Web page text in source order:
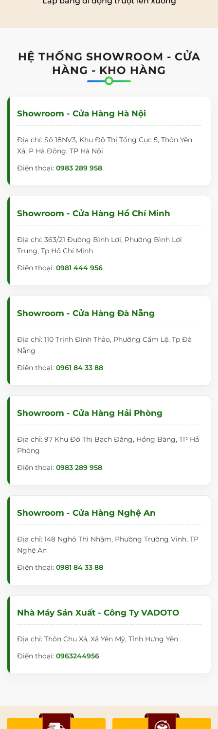
HỆ THỐNG SHOWROOM - CỬA
HÀNG - KHO HÀNG
Showroom - Cửa Hàng Hà Nội
Địa chỉ: Số 18NV3, Khu Đô Thị Tổng Cục 5, Thôn Yên
Xá, P Hà Đông, TP Hà Nội
Điện thoại: 0983 289 958
Showroom - Cửa Hàng Hồ Chí Minh
Địa chỉ: 363/21 Đường Bình Lợi, Phường Bình Lợi
Trung, Tp Hồ Chí Minh
Điện thoại: 0981 444 956
Showroom - Cửa Hàng Đà Nẵng
Địa chỉ: 110 Trịnh Đình Thảo, Phường Cẩm Lệ, Tp Đà
Nẵng
Điện thoại: 0961 84 33 88
Showroom - Cửa Hàng Hải Phòng
Địa chỉ: 97 Khu Đô Thị Bạch Đằng, Hồng Bàng, TP Hả
Phòng
Điện thoại: 0983 289 958
Showroom - Cửa Hàng Nghệ An
Địa chỉ: 148 Nghô Thì Nhậm, Phường Trường Vinh, TP
Nghệ An
Điện thoại: 0981 84 33 88
Nhà Máy Sản Xuất - Công Ty VADOTO
Địa chỉ: Thôn Chu Xá, Xã Yên Mỹ, Tỉnh Hưng Yên
Điện thoại: 0963244956